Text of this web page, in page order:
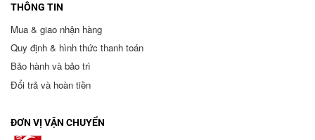
THÔNG TIN
Mua & giao nhận hàng
Quy định & hình thức thanh toán
Bảo hành và bảo trì
Đổi trả và hoàn tiền
ĐƠN VỊ VẬN CHUYỂN